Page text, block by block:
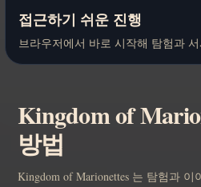
접근하기 쉬운 진행
브라우저에서 바로 시작해 탐험과
Kingdom of
방법
Kingdom of Marionettes 는 탐험과